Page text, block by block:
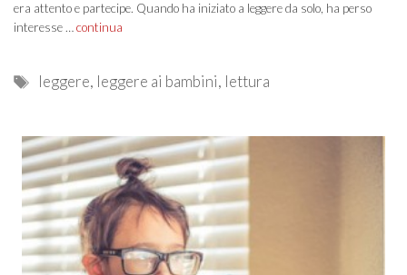
era attento e partecipe. Quando ha iniziato a leggere da solo, ha perso
interesse …continua
Tags
leggere, leggere ai bambini, lettura